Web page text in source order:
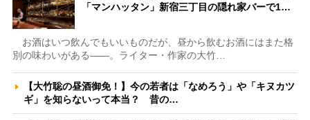
「マンハッタン」新宿三丁目の隠れ家バーで1…
お酒はいつ飲んでもいいものだが、昼から飲むお酒にはまた格
別の味わいがある――。ライター・作家の大竹…
【大竹聡の昼酒御免！】今の若者は「なめろう」や「キヌカツ
ギ」を知らないって本当？ 昔の…